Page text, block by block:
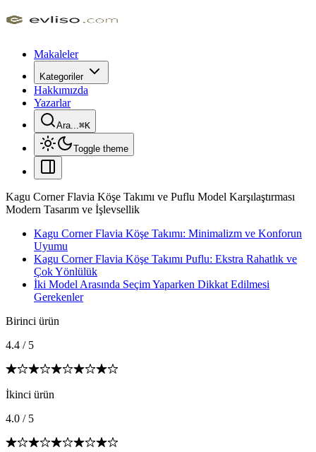
Makaleler
Kategoriler
Hakkımızda
Yazarlar
Ara...⌘K
Toggle theme
Kagu Corner Flavia Köşe Takımı ve Puflu Model Karşılaştırması
Modern Tasarım ve İşlevsellik
Kagu Corner Flavia Köşe Takımı: Minimalizm ve Konforun
Uyumu
Kagu Corner Flavia Köşe Takımı Puflu: Ekstra Rahatlık ve
Çok Yönlülük
İki Model Arasında Seçim Yaparken Dikkat Edilmesi
Gerekenler
Birinci ürün
4.4 / 5
İkinci ürün
4.0 / 5